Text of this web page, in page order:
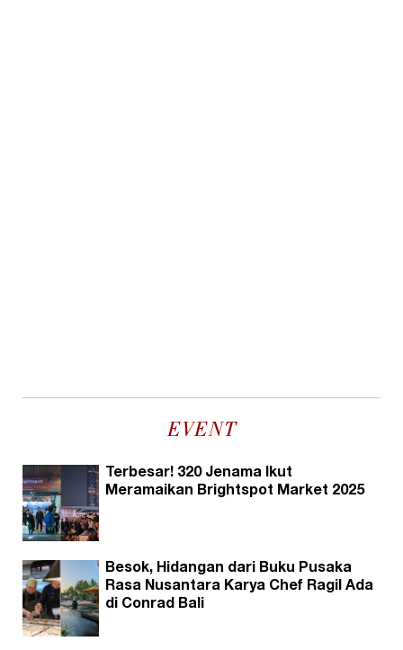
EVENT
Terbesar! 320 Jenama Ikut
Meramaikan Brightspot Market 2025
Besok, Hidangan dari Buku Pusaka
Rasa Nusantara Karya Chef Ragil Ada
di Conrad Bali